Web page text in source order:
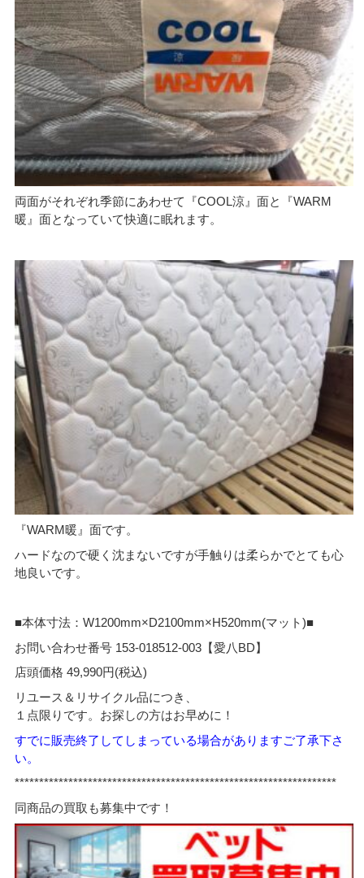
両面がそれぞれ季節にあわせて『COOL涼』面と『WARM
暖』面となっていて快適に眠れます。
『WARM暖』面です。
ハードなので硬く沈まないですが手触りは柔らかでとても心
地良いです。
■本体寸法：W1200mm×D2100mm×H520mm(マット)■
お問い合わせ番号 153-018512-003【愛八BD】
店頭価格 49,990円(税込)
リユース＆リサイクル品につき、
１点限りです。お探しの方はお早めに！
すでに販売終了してしまっている場合がありますご了承下さ
い。
******************************************************************
同商品の買取も募集中です！